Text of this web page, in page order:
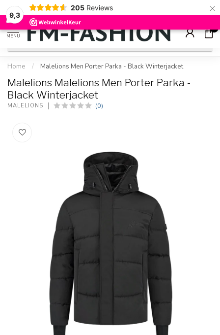
9,3
205 Reviews ×
Check onzesale artikelenvoor flinke kortingen
MENU
0
Home / Malelions Men Porter Parka - Black Winterjacket
Malelions Malelions Men Porter Parka -
Black Winterjacket
MALELIONS (0)